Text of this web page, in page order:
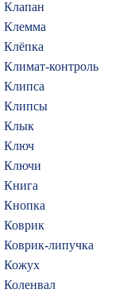
Клапан
Клемма
Клёпка
Климат-контроль
Клипса
Клипсы
Клык
Ключ
Ключи
Книга
Кнопка
Коврик
Коврик-липучка
Кожух
Коленвал